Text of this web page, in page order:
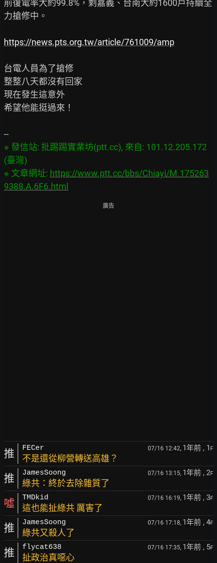
前復電率大約99.8%，剩嘉義、台南大約1600戶持續全
力搶修中。
https://news.pts.org.tw/article/761009/amp
台電人員為了搶修
整整八天都沒有回家
現在發生這意外
希望他能挺過來！
※ 發信站: 批踢踢實業坊(ptt.cc), 來自: 101.12.205.172
(臺灣)
※ 文章網址: https://www.ptt.cc/bbs/Chiayi/M.175263
9388.A.6F6.html
廣告
推 FECer 07/16 12:42, 1年前 , 1 F
不是還從柳營轉送高雄？
推 JamesSoong 07/16 13:15, 1年前 , 2F
綠共：終於去除雜質了
噓 TMDkid 07/16 16:19, 1年前 , 3F
這也能扯綠共 厲害了
推 JamesSoong 07/16 17:18, 1年前 , 4F
綠共又殺人了
推 flycat638 07/16 17:35, 1年前 , 5F
扯政治真噁心